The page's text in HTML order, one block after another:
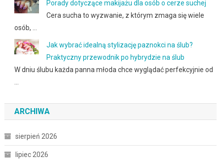
Porady dotyczące makijażu dla osób o cerze suchej
Cera sucha to wyzwanie, z którym zmaga się wiele
osób, …
Jak wybrać idealną stylizację paznokci na ślub?
Praktyczny przewodnik po hybrydzie na ślub
W dniu ślubu każda panna młoda chce wyglądać perfekcyjnie od
ARCHIWA
sierpień 2026
lipiec 2026